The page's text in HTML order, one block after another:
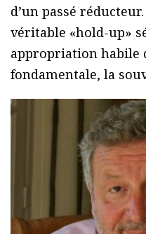
d’un passé
véritable «hold-up»
appropriation habile
fondamentale, la